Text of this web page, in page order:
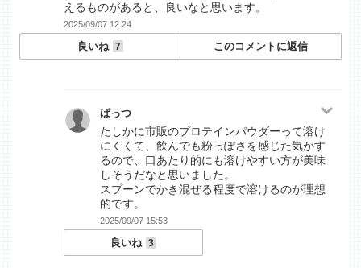
えるものがあると、良いなと思います。
2025/09/07 12:24
良いね 7 このコメントに返信
ぱっつ
たしかに市販のプロテインパウダーって溶け
にくくて、飲んでも粉っぽさを感じた気がす
るので、口あたり的にも溶けやすい方が美味
しそうだなと思いました。
スプーンでかき混ぜる程度で溶けるのが理想
的です。
2025/09/07 15:53
良いね 3